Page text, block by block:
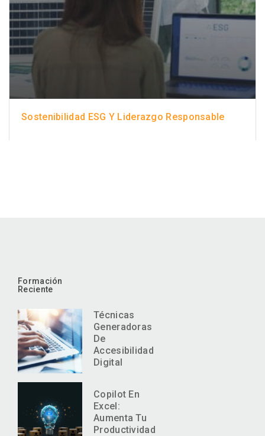
Sostenibilidad ESG Y Liderazgo Responsable
Formación
Reciente
Técnicas
Generadoras
De
Accesibilidad
Digital
Copilot En
Excel:
Aumenta Tu
Productividad